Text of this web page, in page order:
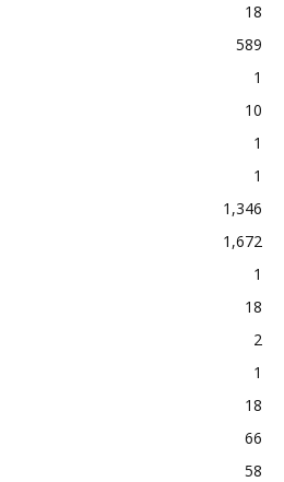
18
589
1
10
1
1
1,346
1,672
1
18
2
1
18
66
58